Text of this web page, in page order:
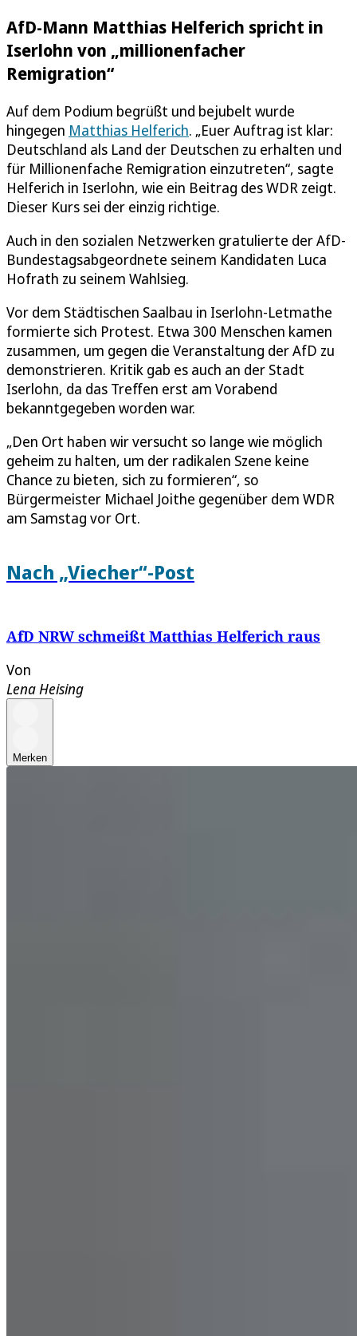
AfD-Mann Matthias Helferich spricht in
Iserlohn von „millionenfacher
Remigration“
Auf dem Podium begrüßt und bejubelt wurde
hingegen Matthias Helferich. „Euer Auftrag ist klar:
Deutschland als Land der Deutschen zu erhalten und
für Millionenfache Remigration einzutreten“, sagte
Helferich in Iserlohn, wie ein Beitrag des WDR zeigt.
Dieser Kurs sei der einzig richtige.
Auch in den sozialen Netzwerken gratulierte der AfD-
Bundestagsabgeordnete seinem Kandidaten Luca
Hofrath zu seinem Wahlsieg.
Vor dem Städtischen Saalbau in Iserlohn-Letmathe
formierte sich Protest. Etwa 300 Menschen kamen
zusammen, um gegen die Veranstaltung der AfD zu
demonstrieren. Kritik gab es auch an der Stadt
Iserlohn, da das Treffen erst am Vorabend
bekanntgegeben worden war.
„Den Ort haben wir versucht so lange wie möglich
geheim zu halten, um der radikalen Szene keine
Chance zu bieten, sich zu formieren“, so
Bürgermeister Michael Joithe gegenüber dem WDR
am Samstag vor Ort.
Nach „Viecher“-Post
AfD NRW schmeißt Matthias Helferich raus
Von
Lena Heising
Merken